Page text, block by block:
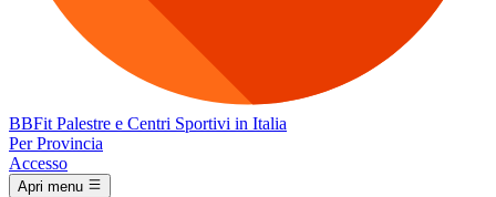
BBFit Palestre e Centri Sportivi in Italia
Per Provincia
Accesso
Apri menu